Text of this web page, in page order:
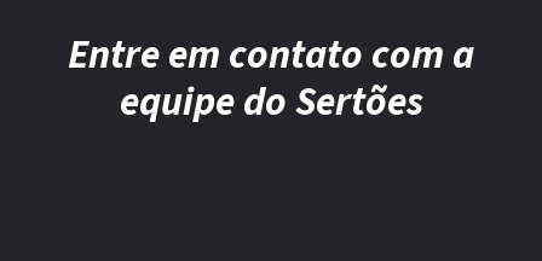
Entre em contato com a
equipe do Sertões